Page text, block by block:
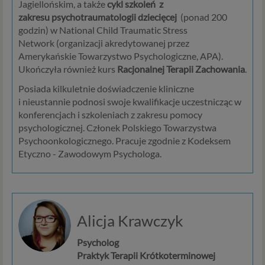
Jagiellońskim, a takżecykl szkoleń z
zakresu psychotraumatologii dziecięcej (ponad 200
godzin) w National Child Traumatic Stress
Network (organizacji akredytowanej przez
Amerykańskie Towarzystwo Psychologiczne, APA).
Ukończyła również kurs Racjonalnej Terapii Zachowania.
Posiada kilkuletnie doświadczenie kliniczne
i nieustannie podnosi swoje kwalifikacje uczestnicząc w
konferencjach i szkoleniach z zakresu pomocy
psychologicznej. Członek Polskiego Towarzystwa
Psychoonkologicznego. Pracuje zgodnie z Kodeksem
Etyczno - Zawodowym Psychologa.
Alicja Krawczyk
Psycholog
Praktyk Terapii Krótkoterminowej
z prawnie uzasadnionych interesów realizowanych
przez administratora lub przez stronę trzecią. Ta
podstawa przetwarzania danych dotyczy
przypadków, gdy ich przetwarzanie jest
uzasadnione z uwagi na nasze usprawiedliwione
potrzeby, co obejmuje między innymi konieczność
zapewnienia bezpieczeństwa usługi (np.
sprawdzenie, czy do Twojego konta nie loguje się
nieuprawniona osoba), dokonanie pomiarów
statystycznych, ulepszania naszych usług i
dopasowania ich do potrzeb i wygody
użytkowników (np. personalizowanie treści w
Psychorada.pl w serwisie administratora (np. jeśli
interesujesz się psychologią dziecka i oglądasz
materiały na ten temat w Psychorada.pl to możemy
Ci wyświetlić reklamę na podobny temat).
Twoja dobrowolna zgoda. Aby móc pokazać
interesujące Cię oferty reklamowe (np. produktu lub